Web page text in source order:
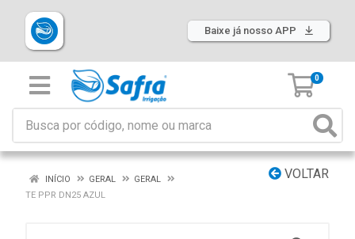
Baixe já nosso APP
0
VOLTAR
INÍCIO GERAL
GERAL
TE PPR DN25 AZUL